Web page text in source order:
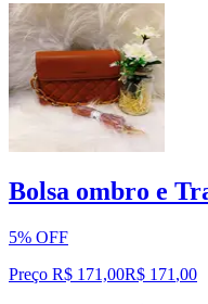
Bolsa ombro e
5% OFF
Preço R$ 171,00R$ 171 ,00